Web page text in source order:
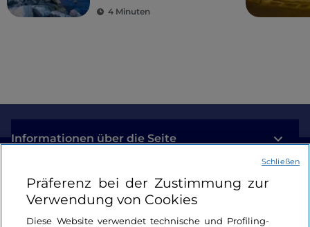
4 Minuten
Informationen über die Seite
Nützliche Links
Login
Präferenz bei der Zustimmung zur
Verwendung von Cookies
Diese Website verwendet technische und Profiling-
Schließen